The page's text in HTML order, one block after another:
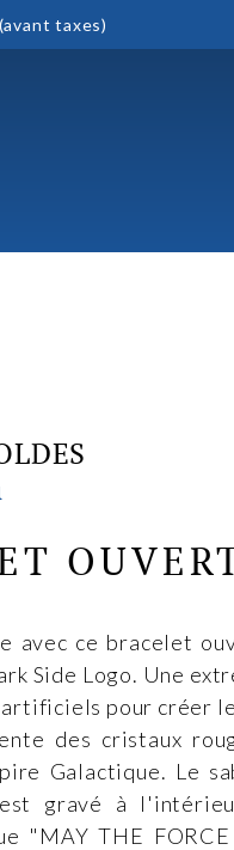
taxes)
avec ce bracelet
Side Logo. Une
pour créer
des cristaux
Galactique. Le
est gravé à
"MAY THE FORCE